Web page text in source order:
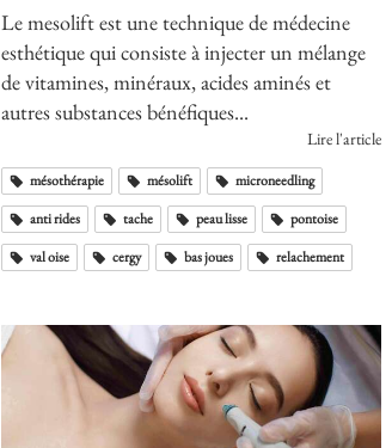
Le mesolift est une technique de médecine
esthétique qui consiste à injecter un mélange
de vitamines, minéraux, acides aminés et
autres substances bénéfiques...
Lire l'article
mésothérapie mésolift
microneedling
anti rides
tache peau lisse
pontoise
val oise
cergy bas joues relachement